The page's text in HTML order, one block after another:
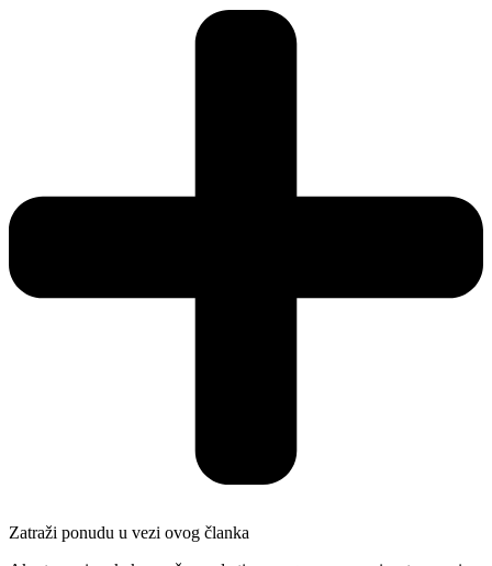
Zatraži ponudu u vezi ovog članka